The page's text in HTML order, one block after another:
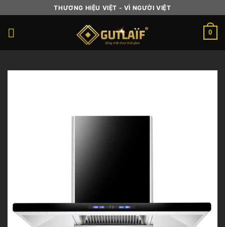
to
content
THƯƠNG HIỆU VIỆT - VÌ NGƯỜI VIỆT
0